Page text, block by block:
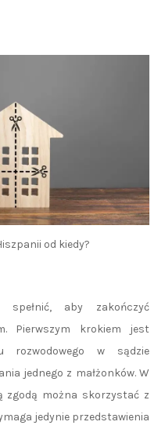
od kiedy?
spełnić, aby zakończyć
Pierwszym krokiem jest
rozwodowego w sądzie
jednego z małżonków. W
zgodą można skorzystać z
jedynie przedstawienia